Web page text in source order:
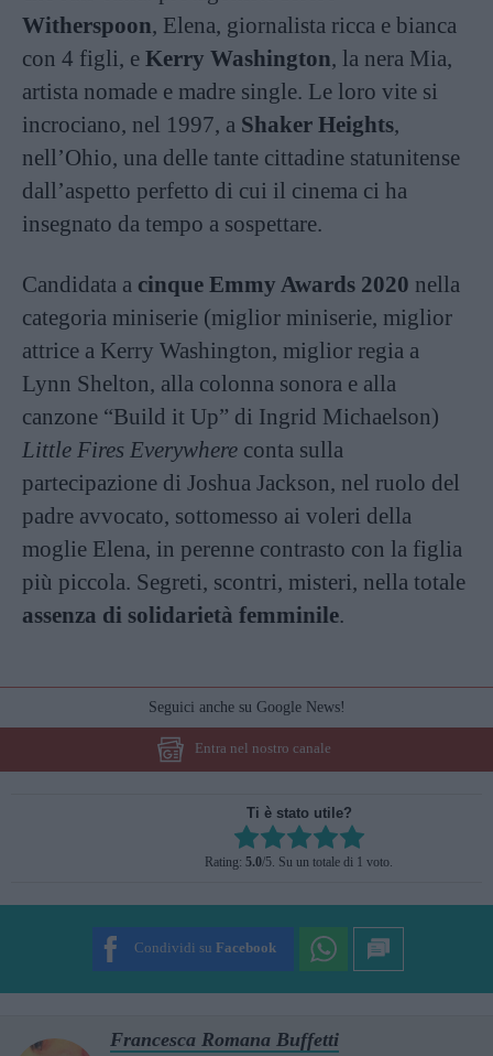
Witherspoon, Elena, giornalista ricca e bianca
con 4 figli, e Kerry Washington, la nera Mia,
artista nomade e madre single. Le loro vite si
incrociano, nel 1997, a Shaker Heights,
nell’Ohio, una delle tante cittadine statunitense
dall’aspetto perfetto di cui il cinema ci ha
insegnato da tempo a sospettare.
Candidata a cinque Emmy Awards 2020 nella
categoria miniserie (miglior miniserie, miglior
attrice a Kerry Washington, miglior regia a
Lynn Shelton, alla colonna sonora e alla
canzone “Build it Up” di Ingrid Michaelson)
Little Fires Everywhere conta sulla
partecipazione di Joshua Jackson, nel ruolo del
padre avvocato, sottomesso ai voleri della
moglie Elena, in perenne contrasto con la figlia
più piccola. Segreti, scontri, misteri, nella totale
assenza di solidarietà femminile.
Seguici anche su Google News!
Entra nel nostro canale
Ti è stato utile?
Rate this item:
SUBMIT RATING
Rating: 5.0/5. Su un totale di 1 voto.
Condividi su Facebook
Francesca Romana Buffetti